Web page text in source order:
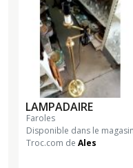
LAMPADAIRE
faroles
Disponible dans le
Troc.com de Ales